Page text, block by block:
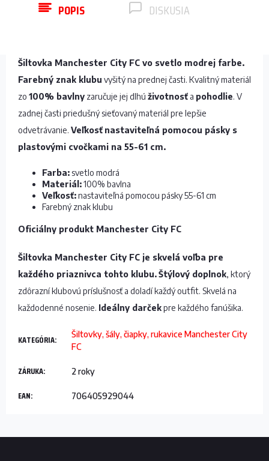
POPIS DISKUSIA
Šiltovka Manchester City FC vo svetlo modrej farbe.
Farebný znak klubu vyšitý na prednej časti. Kvalitný materiál
zo 100% bavlny zaručuje jej dlhú životnosť a pohodlie. V
zadnej časti priedušný sieťovaný materiál pre lepšie
odvetrávanie. Veľkosť nastaviteľná pomocou pásky s
plastovými cvočkami na 55-61 cm.
Farba:svetlo modrá
Materiál:100% bavlna
Veľkosť:nastaviteľná pomocou pásky 55-61 cm
Farebný znak klubu
Oficiálny produkt Manchester City FC
Šiltovka Manchester City FC je skvelá voľba pre
každého priaznivca tohto klubu.Štýlový doplnok, ktorý
zdôrazní klubovú príslušnosť a doladí každý outfit. Skvelá na
každodenné nosenie. Ideálny darčekpre každého fanúšika.
KATEGÓRIA:
Šiltovky, šály, čiapky, rukavice Manchester City
FC
ZÁRUKA: 2 roky
EAN: 706405929044
Z